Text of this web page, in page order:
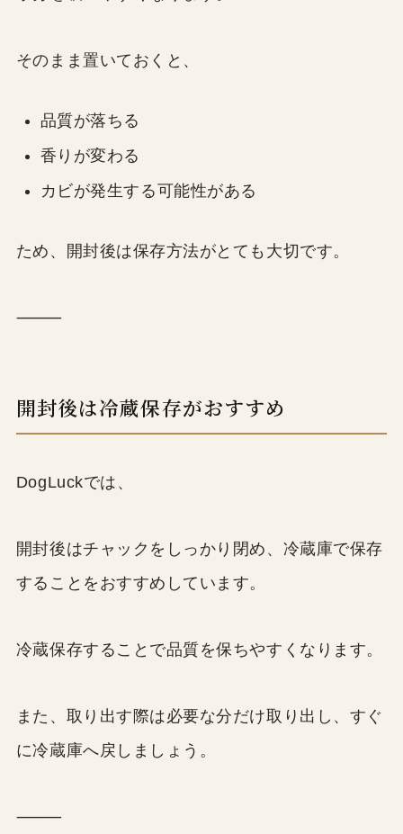
そのまま置いておくと、
品質が落ちる
香りが変わる
カビが発生する可能性がある
ため、開封後は保存方法がとても大切です。
⸻
開封後は冷蔵保存がおすすめ
DogLuckでは、
開封後はチャックをしっかり閉め、冷蔵庫で保存
することをおすすめしています。
冷蔵保存することで品質を保ちやすくなります。
また、取り出す際は必要な分だけ取り出し、すぐ
に冷蔵庫へ戻しましょう。
⸻